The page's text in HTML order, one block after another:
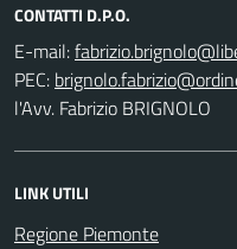
CONTATTI D.P.O.
E-mail:
PEC:
l'Avv. Fabrizio BRIGNOLO
LINK UTILI
Regione Piemonte